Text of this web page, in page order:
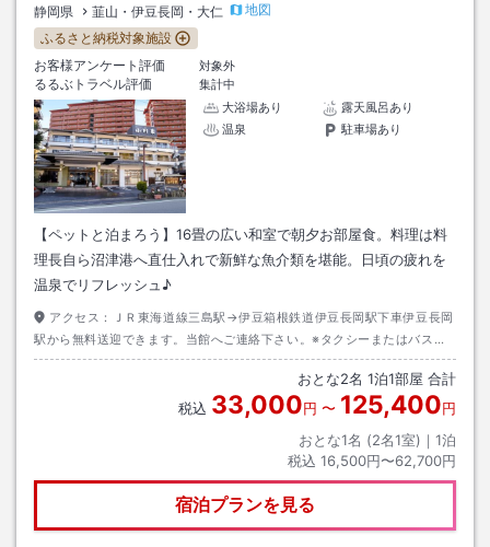
静岡県 韮山・伊豆長岡・大仁
地図
ふるさと納税対象施設
お客様アンケート評価
対象外
るるぶトラベル評価
集計中
大浴場あり
露天風呂あり
温泉
駐車場あり
【ペットと泊まろう】16畳の広い和室で朝夕お部屋食。料理は料
理長自ら沼津港へ直仕入れで新鮮な魚介類を堪能。日頃の疲れを
温泉でリフレッシュ♪
アクセス：
ＪＲ東海道線三島駅→伊豆箱根鉄道伊豆長岡駅下車伊豆長岡
駅から無料送迎できます。当館へご連絡下さい。※タクシーまたはバスで
約１５分『温泉場中』下車すぐ。
おとな2名 1泊1部屋 合計
税込 33,000円 〜 125,400円
おとな1名 (2名1室)｜ 1泊
税込 16,500円〜62,700円
宿泊プランを見る